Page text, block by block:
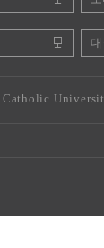
대